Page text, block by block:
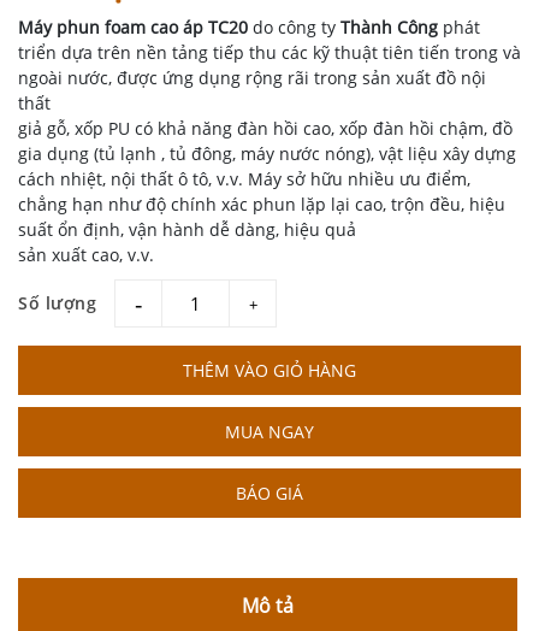
Máy phun foam cao áp TC20 do công ty Thành Công phát
triển dựa trên nền tảng tiếp thu các kỹ thuật tiên tiến trong và
ngoài nước, được ứng dụng rộng rãi trong sản xuất đồ nội
thất
giả gỗ, xốp PU có khả năng đàn hồi cao, xốp đàn hồi chậm, đồ
gia dụng (tủ lạnh , tủ đông, máy nước nóng), vật liệu xây dựng
cách nhiệt, nội thất ô tô, v.v. Máy sở hữu nhiều ưu điểm,
chẳng hạn như độ chính xác phun lặp lại cao, trộn đều, hiệu
suất ổn định, vận hành dễ dàng, hiệu quả
sản xuất cao, v.v.
Số lượng giam tang
THÊM VÀO GIỎ HÀNG
MUA NGAY
BÁO GIÁ
Mô tả